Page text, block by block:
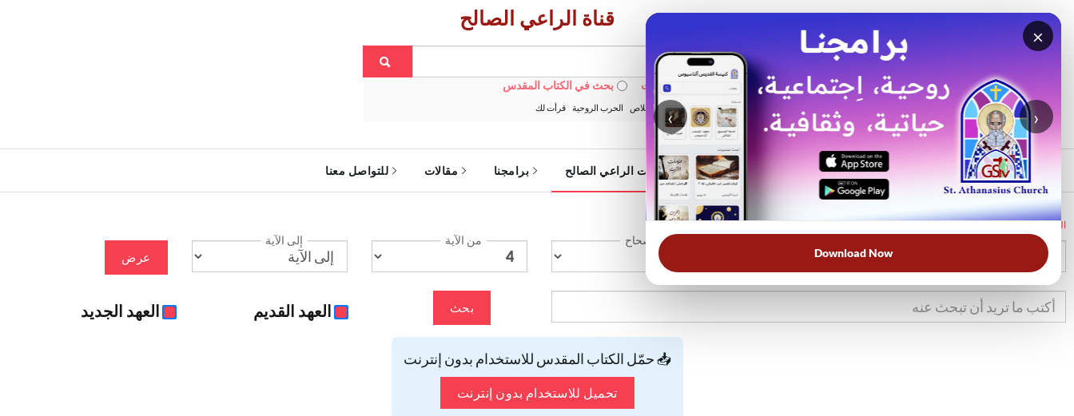
×
‹ ›
Download Now
قناة الراعي الصالح
بحث في الويبسايت بحث في الكتاب المقدس
الأكثر بحثًا: خبزنا اليومي الخلاص الحرب الروحية قرأت لك
الرئيسية خدمات الراعي الصالح برامجنا مقالات للتواصل معنا
الرئيسية
الإصحاح من الآية إلى الآية
عرض
بحث العهد القديم العهد الجديد
📥 حمّل الكتاب المقدس للاستخدام بدون إنترنت
تحميل للاستخدام بدون إنترنت